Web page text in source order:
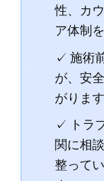
性、カ
ア体制
✓ 施術
が、安
がります
✓ トラ
関に相
整って